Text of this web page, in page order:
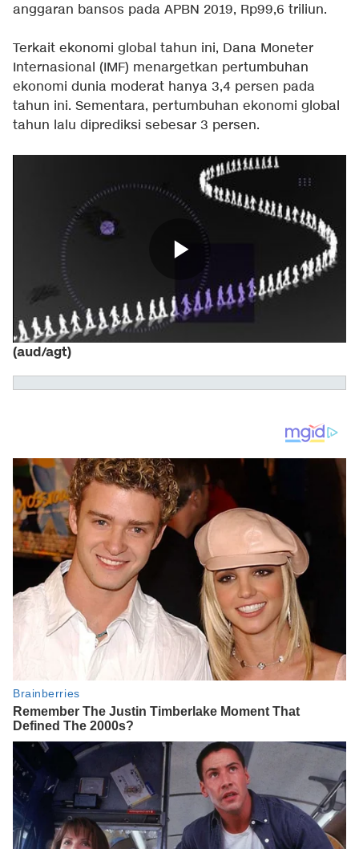
anggaran bansos pada APBN 2019, Rp99,6 triliun.
Terkait ekonomi global tahun ini, Dana Moneter
Internasional (IMF) menargetkan pertumbuhan
ekonomi dunia moderat hanya 3,4 persen pada
tahun ini. Sementara, pertumbuhan ekonomi global
tahun lalu diprediksi sebesar 3 persen.
(aud/agt)